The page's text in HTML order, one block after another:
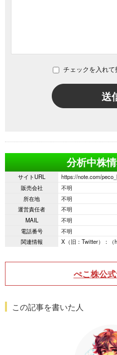
チェックを入れて
送
分析中株
サイトURL
https://note.com/
販売会社
不明
所在地
不明
運営責任者
不明
MAIL
不明
電話番号
不明
関連情報
X（旧：Twitter）：（
ぺこ株公
この記事を書いた人